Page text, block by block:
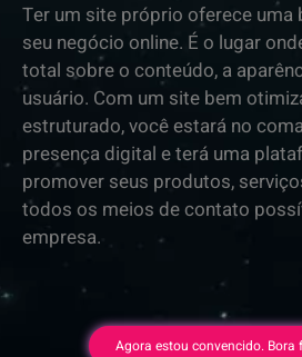
Ter um site próprio oferece uma
seu negócio online. É o lugar
total sobre o conteúdo, a
usuário. Com um site bem
estruturado, você estará no
presença digital e terá uma
promover seus produtos,
todos os meios de contato
empresa.
Agora estou convencido. Bora